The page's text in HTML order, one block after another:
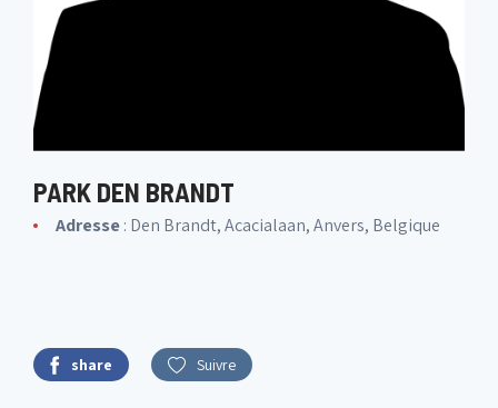
PARK DEN BRANDT
Adresse: Den Brandt, Acacialaan, Anvers, Belgique
share Suivre